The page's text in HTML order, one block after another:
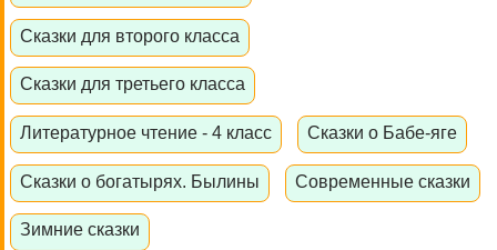
Сказки для второго класса
Сказки для третьего класса
Литературное чтение - 4 класс Сказки о Бабе-яге
Сказки о богатырях. Былины Современные сказки
Зимние сказки